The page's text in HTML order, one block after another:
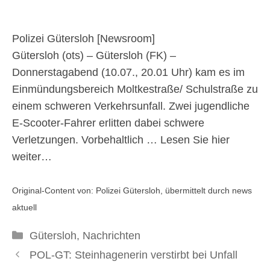
10. Juli 2025
Polizei Gütersloh [Newsroom]
Gütersloh (ots) – Gütersloh (FK) –
Donnerstagabend (10.07., 20.01 Uhr) kam es im
Einmündungsbereich Moltkestraße/ Schulstraße zu
einem schweren Verkehrsunfall. Zwei jugendliche
E-Scooter-Fahrer erlitten dabei schwere
Verletzungen. Vorbehaltlich … Lesen Sie hier
weiter…
Original-Content von: Polizei Gütersloh, übermittelt durch news
aktuell
Kategorien
Gütersloh, Nachrichten
POL-GT: Steinhagenerin verstirbt bei Unfall